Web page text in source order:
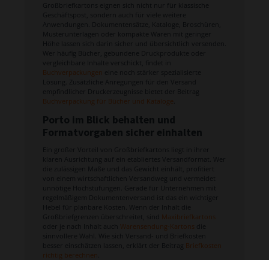
Großbriefkartons eignen sich nicht nur für klassische
Geschäftspost, sondern auch für viele weitere
Anwendungen. Dokumentensätze, Kataloge, Broschüren,
Musterunterlagen oder kompakte Waren mit geringer
Höhe lassen sich darin sicher und übersichtlich versenden.
Wer häufig Bücher, gebundene Druckprodukte oder
vergleichbare Inhalte verschickt, findet in
Buchverpackungen eine noch stärker spezialisierte
Lösung. Zusätzliche Anregungen für den Versand
empfindlicher Druckerzeugnisse bietet der Beitrag
Buchverpackung für Bücher und Kataloge
Porto im Blick behalten und
Formatvorgaben sicher einhalten
Ein großer Vorteil von Großbriefkartons liegt in ihrer
klaren Ausrichtung auf ein etabliertes Versandformat. Wer
die zulässigen Maße und das Gewicht einhält, profitiert
von einem wirtschaftlichen Versandweg und vermeidet
unnötige Hochstufungen. Gerade für Unternehmen mit
regelmäßigem Dokumentenversand ist das ein wichtiger
Hebel für planbare Kosten. Wenn der Inhalt die
Großbriefgrenzen überschreitet, sind Maxibriefkartons
oder je nach Inhalt auch Warensendung-Kartons
sinnvollere Wahl. Wie sich Versand- und Briefkosten
besser einschätzen lassen, erklärt der Beitrag Briefkosten
richtig berechnen